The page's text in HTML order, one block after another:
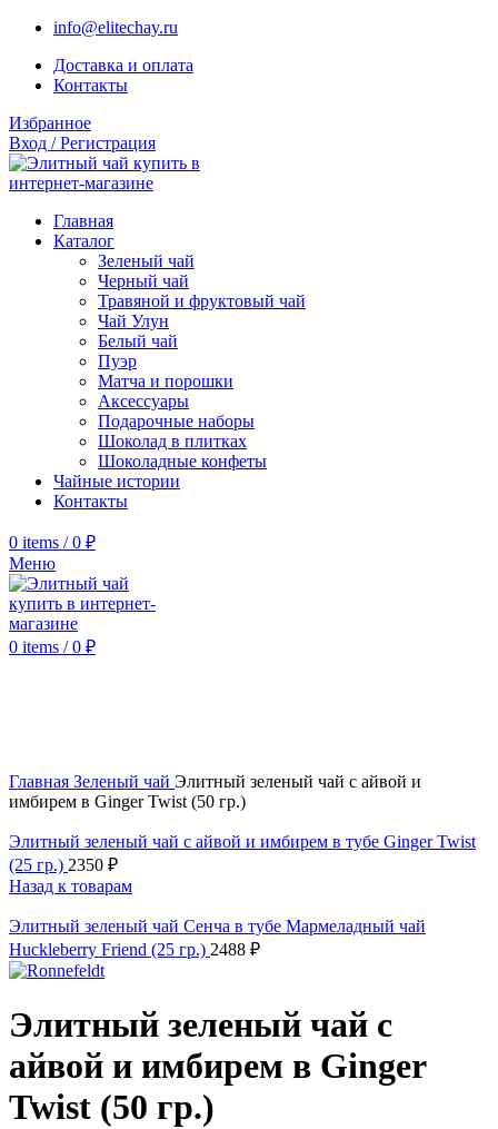
info@elitechay.ru
Доставка и оплата
Контакты
Избранное
Вход / Регистрация
Главная
Каталог
Зеленый чай
Черный чай
Травяной и фруктовый чай
Чай Улун
Белый чай
Пуэр
Матча и порошки
Аксессуары
Подарочные наборы
Шоколад в плитках
Шоколадные конфеты
Чайные истории
Контакты
0 items / 0 ₽
Меню
0 items / 0 ₽
Главная Зеленый чай Элитный зеленый чай с айвой и
имбирем в Ginger Twist (50 гр.)
Элитный зеленый чай с айвой и имбирем в тубе Ginger Twist
(25 гр.) 2350 ₽
Назад к товарам
Элитный зеленый чай Сенча в тубе Мармеладный чай
Huckleberry Friend (25 гр.) 2488 ₽
Элитный зеленый чай с
айвой и имбирем в Ginger
Twist (50 гр.)